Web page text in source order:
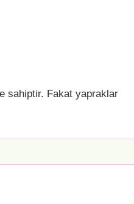
sahiptir. Fakat yapraklar